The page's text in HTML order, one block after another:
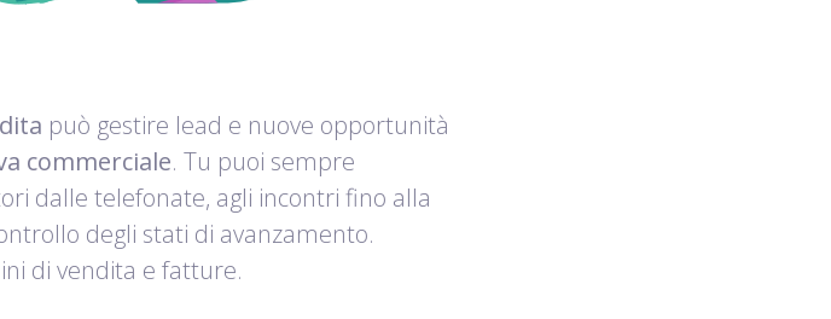
può gestire lead e nuove opportunità
commerciale. Tu puoi sempre
dalle telefonate, agli incontri fino alla
degli stati di avanzamento.
di vendita e fatture.